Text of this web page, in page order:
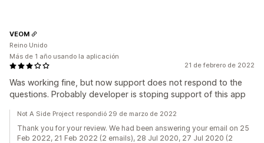
21 de febrero de 2022
Was working fine, but now support does not respond to the
questions. Probably developer is stoping support of this app
VEOM
Reino Unido
Más de 1 año usando la aplicación
Not A Side Project respondió 29 de marzo de 2022
Thank you for your review. We had been answering your email on 25
Feb 2022, 21 Feb 2022 (2 emails), 28 Jul 2020, 27 Jul 2020 (2